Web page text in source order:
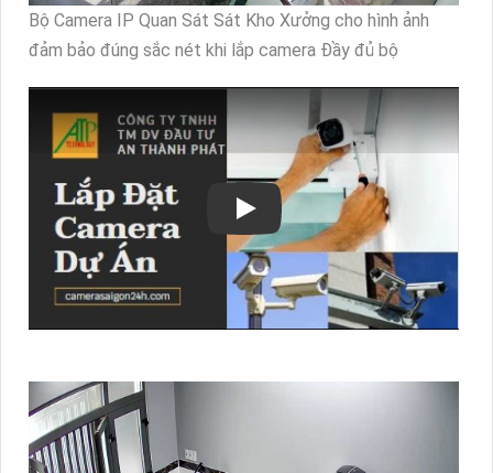
Bộ Camera IP Quan Sát Sát Kho Xưởng cho hình ảnh
đảm bảo đúng sắc nét khi lắp camera Đầy đủ bộ